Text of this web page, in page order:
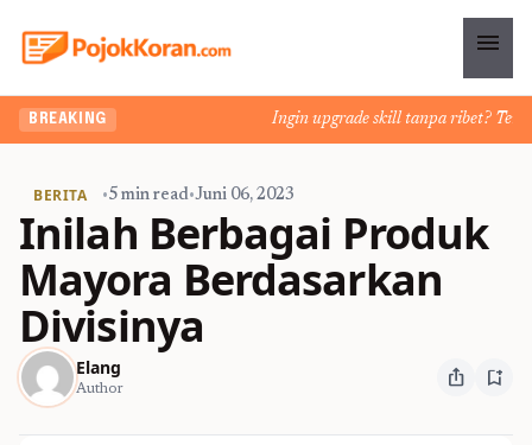
menu
BREAKING Ingin upgrade skill tanpa ribet?
BERITA •5 min read•Juni 06, 2023
Inilah Berbagai Produk
Mayora Berdasarkan
Divisinya
Elang
Author ios_share bookmark_add